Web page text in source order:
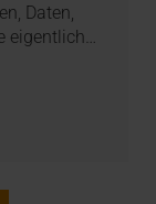
Daten,
eigentlich…